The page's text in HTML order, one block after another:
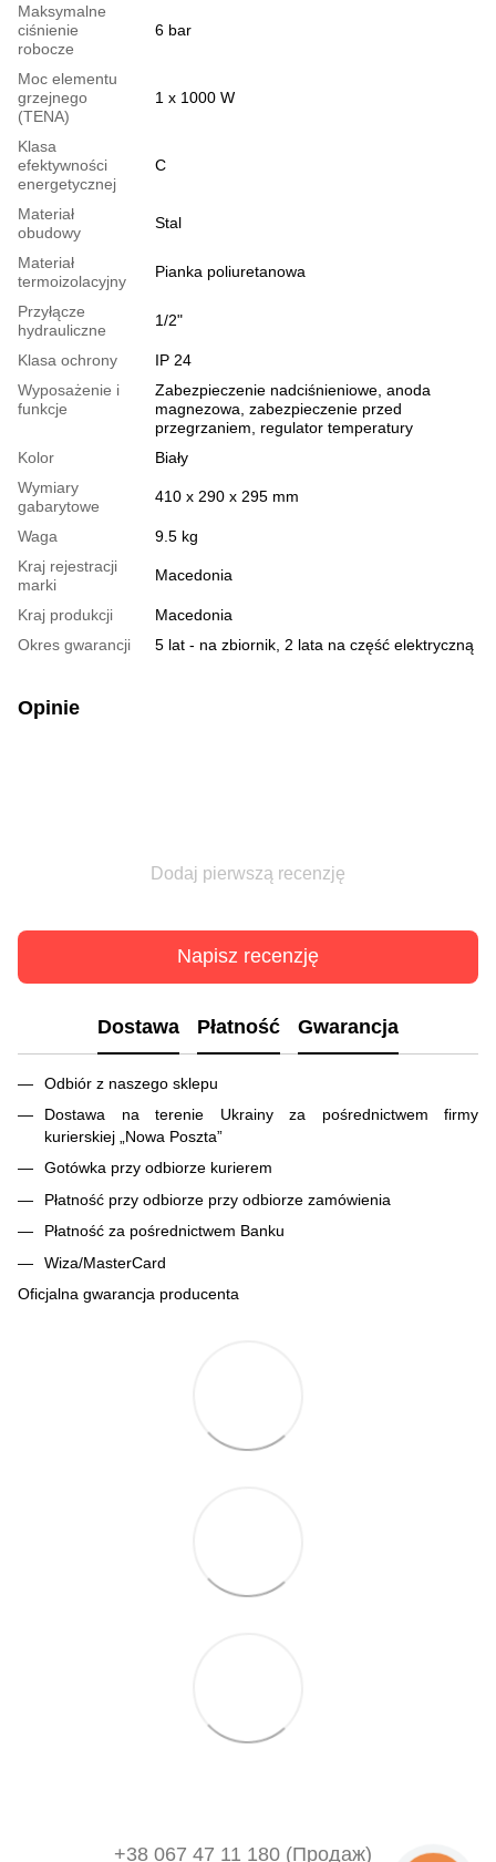
Maksymalne
ciśnienie
robocze
6 bar
Moc elementu
grzejnego
(TENA)
1 х 1000 W
Klasa
efektywności
energetycznej
С
Materiał
obudowy
Stal
Materiał
termoizolacyjny
Pianka poliuretanowa
Przyłącze
hydrauliczne
1/2"
Klasa ochrony
IP 24
Wyposażenie i
funkcje
Zabezpieczenie nadciśnieniowe, anoda
magnezowa, zabezpieczenie przed
przegrzaniem, regulator temperatury
Kolor
Biały
Wymiary
gabarytowe
410 х 290 х 295 mm
Waga
9.5 kg
Kraj rejestracji
marki
Macedonia
Kraj produkcji
Macedonia
Okres gwarancji
5 lat - na zbiornik, 2 lata na część elektryczną
Opinie
Dodaj pierwszą recenzję
Napisz recenzję
Dostawa Płatność Gwarancja
Odbiór z naszego sklepu
Dostawa na terenie Ukrainy za pośrednictwem firmy
kurierskiej „Nowa Poszta”
Gotówka przy odbiorze kurierem
Płatność przy odbiorze przy odbiorze zamówienia
Płatność za pośrednictwem Banku
Wiza/MasterCard
Oficjalna gwarancja producenta
+38 067 47 11 180 (Продаж)